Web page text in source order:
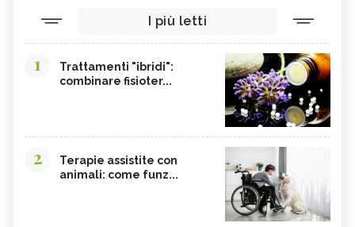
I più letti
1
Trattamenti "ibridi":
combinare fisioter...
2
Terapie assistite con
animali: come funz...